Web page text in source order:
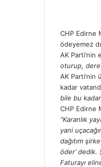
CHP Edirne
ödeyemez
AK
oturup, dere
AK Parti’nin
kadar
bile bu kadar
CHP Edirne
“Karanlık
yani
dağıtım
öder’ dedik.
Faturayı